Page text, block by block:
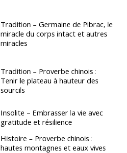
Tradition – Germaine de Pibrac, le
miracle du corps intact et autres
miracles
Tradition – Proverbe chinois :
Tenir le plateau à hauteur des
sourcils
Insolite – Embrasser la vie avec
gratitude et résilience
Histoire – Proverbe chinois :
hautes montagnes et eaux vives